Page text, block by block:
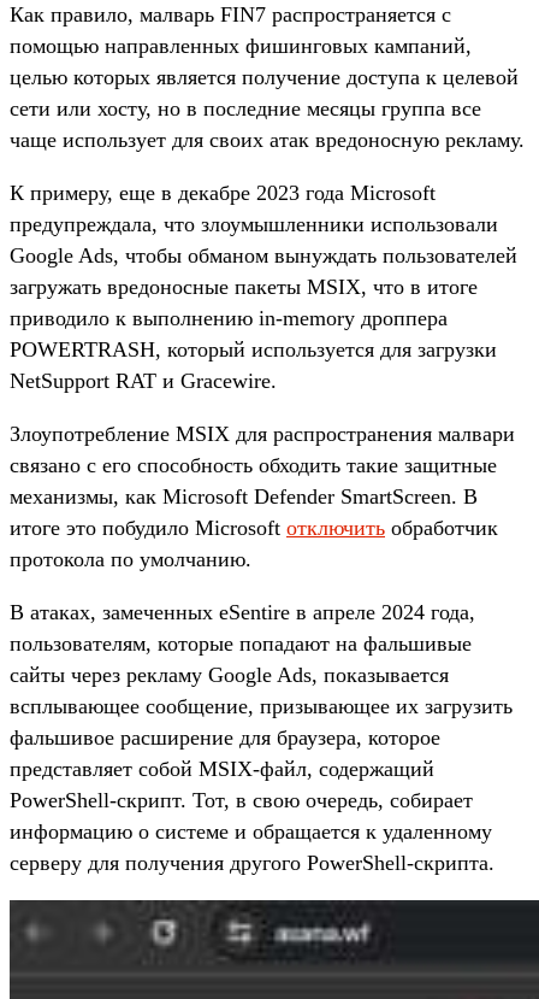
Как правило, малварь FIN7 распространяется с
помощью направленных фишинговых кампаний,
целью которых является получение доступа к целевой
сети или хосту, но в последние месяцы группа все
чаще использует для своих атак вредоносную рекламу.
К примеру, еще в декабре 2023 года Microsoft
предупреждала, что злоумышленники использовали
Google Ads, чтобы обманом вынуждать пользователей
загружать вредоносные пакеты MSIX, что в итоге
приводило к выполнению in-memory дроппера
POWERTRASH, который используется для загрузки
NetSupport RAT и Gracewire.
Злоупотребление MSIX для распространения малвари
связано с его способность обходить такие защитные
механизмы, как Microsoft Defender SmartScreen. В
итоге это побудило Microsoft отключить обработчик
протокола по умолчанию.
В атаках, замеченных eSentire в апреле 2024 года,
пользователям, которые попадают на фальшивые
сайты через рекламу Google Ads, показывается
всплывающее сообщение, призывающее их загрузить
фальшивое расширение для браузера, которое
представляет собой MSIX-файл, содержащий
PowerShell-скрипт. Тот, в свою очередь, собирает
информацию о системе и обращается к удаленному
серверу для получения другого PowerShell-скрипта.